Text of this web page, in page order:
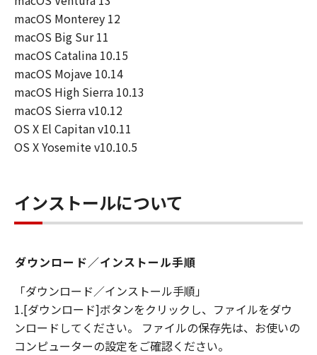
macOS Monterey 12
macOS Big Sur 11
macOS Catalina 10.15
macOS Mojave 10.14
macOS High Sierra 10.13
macOS Sierra v10.12
OS X El Capitan v10.11
OS X Yosemite v10.10.5
インストールについて
ダウンロード／インストール手順
「ダウンロード／インストール手順」
1.[ダウンロード]ボタンをクリックし、ファイルをダウ
ンロードしてください。 ファイルの保存先は、お使いの
コンピューターの設定をご確認ください。